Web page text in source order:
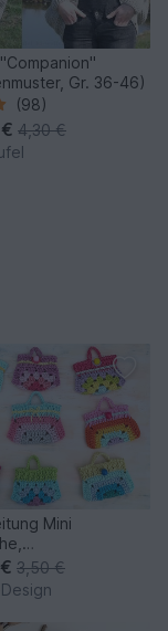
Gr. 36-46)
(98)
4,30 €
Mini
Bag
3,50 €